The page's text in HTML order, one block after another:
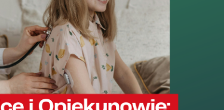
Wpisz
szukane